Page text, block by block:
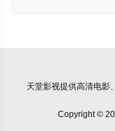
天堂影视提供高清电影
Copyright ©